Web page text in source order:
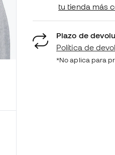
tu tienda más
Plazo de
Política de
*No aplica para